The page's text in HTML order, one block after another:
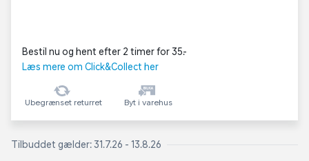
Bestil nu og hent efter 2 timer for 35,-
Læs mere om Click&Collect her
Ubegrænset returret Byt i varehus
Tilbuddet gælder: 31.7.26 - 13.8.26